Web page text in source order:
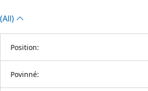
(All)
Position:
Povinné: